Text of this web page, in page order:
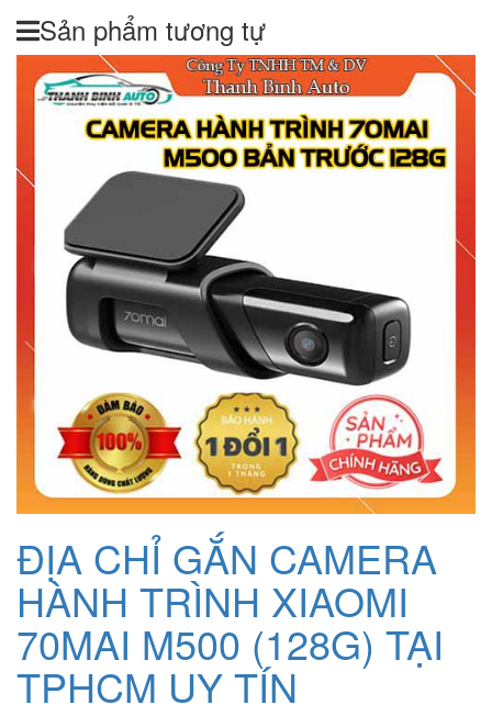
Sản phẩm tương tự
ĐỊA CHỈ GẮN CAMERA
HÀNH TRÌNH XIAOMI
70MAI M500 (128G) TẠI
TPHCM UY TÍN